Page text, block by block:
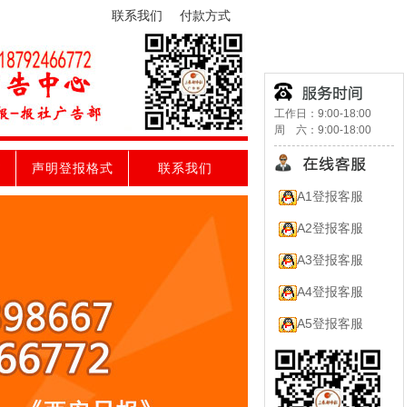
联系我们 付款方式
声明登报格式 联系我们
工作日：9:00-18:00
周 六：9:00-18:00
A1登报客服
A2登报客服
A3登报客服
A4登报客服
A5登报客服